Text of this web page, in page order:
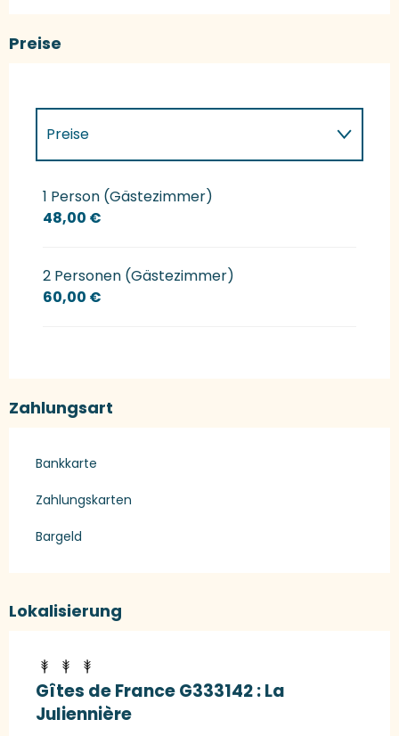
Preise
Preise
Preise 2027
1 Person (Gästezimmer)
48,00 €
2 Personen (Gästezimmer)
60,00 €
Zahlungsart
Bankkarte
Zahlungskarten
Bargeld
Lokalisierung
Gîtes de France G333142 : La
Juliennière